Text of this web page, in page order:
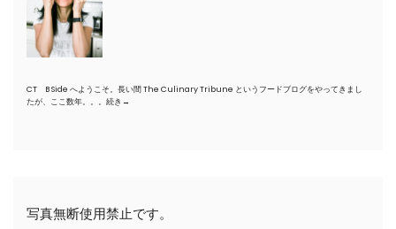
CT B Side へようこそ。長い間 The Culinary Tribune というフードブログをやってきまし
たが、ここ数年。。。 続き→
写真無断使用禁止です。